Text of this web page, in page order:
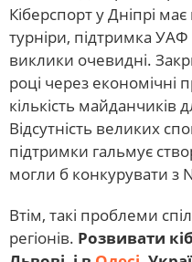
Кіберспорт у Дніпрі
турніри, підтримка УАФ
виклики очевидні.
році через
кількість майданчиків
Відсутність великих
підтримки гальмує
могли б конкурувати з
Втім, такі проблеми
регіонів. Розвивати